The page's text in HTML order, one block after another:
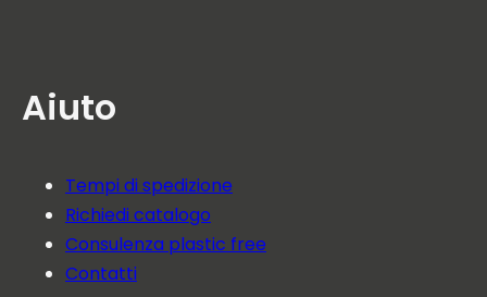
Aiuto
Tempi di spedizione
Richiedi catalogo
Consulenza plastic free
Contatti